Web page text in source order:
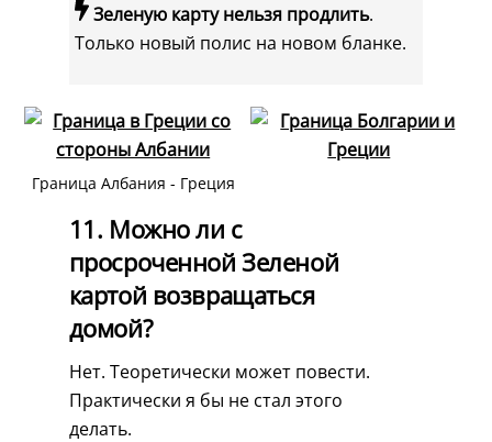
Зеленую карту нельзя продлить.
Только новый полис на новом бланке.
Граница Албания - Греция
11. Можно ли с
просроченной Зеленой
картой возвращаться
домой?
Нет. Теоретически может повести.
Практически я бы не стал этого
делать.